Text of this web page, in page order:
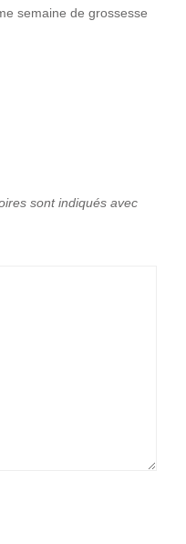
semaine de grossesse
sont indiqués avec